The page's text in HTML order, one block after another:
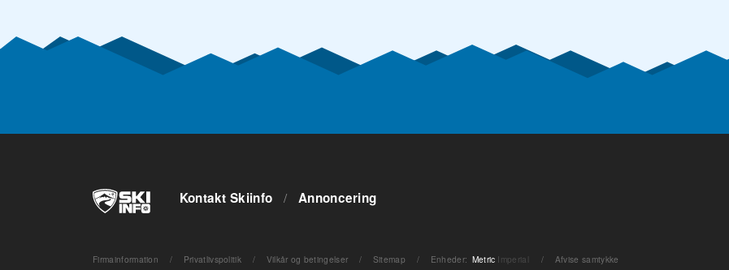
Kontakt Skiinfo / Annoncering
Firmainformation / Privatlivspolitik / Vilkår og betingelser / Sitemap / Enheder: Metric Imperial / Afvise samtykke